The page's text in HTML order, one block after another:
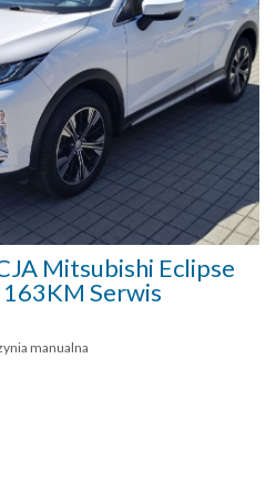
Mitsubishi Eclipse
Serwis
manualna